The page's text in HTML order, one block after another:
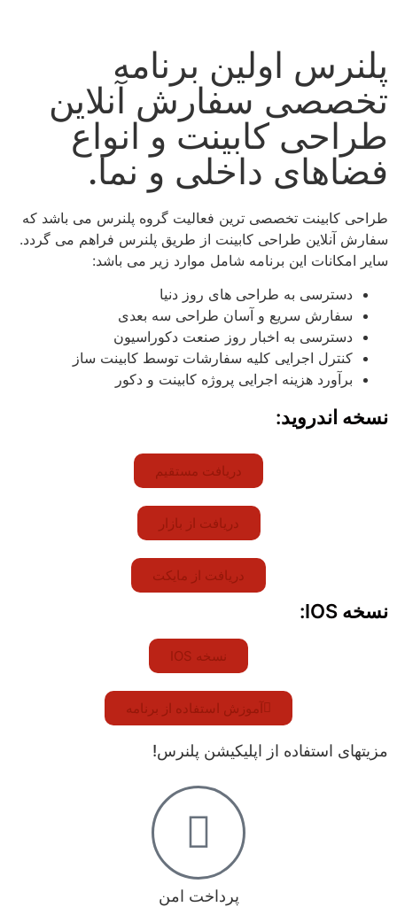
پلنرس اولین برنامه
تخصصی سفارش آنلاین
طراحی کابینت و انواع
فضاهای داخلی و نما.
طراحی کابینت تخصصی ترین فعالیت گروه پلنرس می باشد که
سفارش آنلاین طراحی کابینت از طریق پلنرس فراهم می گردد.
سایر امکانات این برنامه شامل موارد زیر می باشد:
دسترسی به طراحی های روز دنیا
سفارش سریع و آسان طراحی سه بعدی
دسترسی به اخبار روز صنعت دکوراسیون
کنترل اجرایی کلیه سفارشات توسط کابینت ساز
برآورد هزینه اجرایی پروژه کابینت و دکور
نسخه اندروید:
دریافت مستقیم
دریافت از بازار
دریافت از مایکت
نسخه IOS:
نسخه IOS
آموزش استفاده از برنامه
مزیتهای استفاده از اپلیکیشن پلنرس!
پرداخت امن